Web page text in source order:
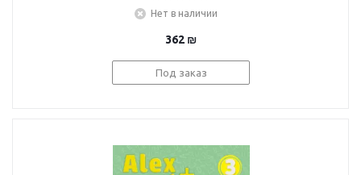
Нет в наличии
362 ₪
Под заказ